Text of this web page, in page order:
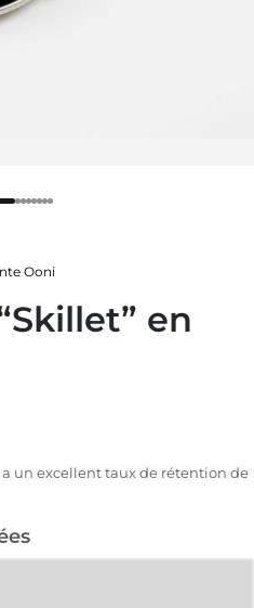
Ooni
en
un excellent taux de rétention de